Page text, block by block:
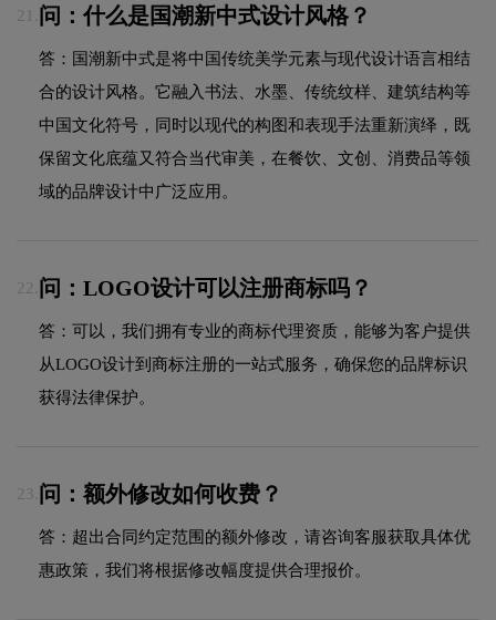
21. 问：什么是国潮新中式设计风格？
答：国潮新中式是将中国传统美学元素与现代设计语言相结
合的设计风格。它融入书法、水墨、传统纹样、建筑结构等
中国文化符号，同时以现代的构图和表现手法重新演绎，既
保留文化底蕴又符合当代审美，在餐饮、文创、消费品等领
域的品牌设计中广泛应用。
22. 问：LOGO设计可以注册商标吗？
答：可以，我们拥有专业的商标代理资质，能够为客户提供
从LOGO设计到商标注册的一站式服务，确保您的品牌标识
获得法律保护。
23. 问：额外修改如何收费？
答：超出合同约定范围的额外修改，请咨询客服获取具体优
惠政策，我们将根据修改幅度提供合理报价。